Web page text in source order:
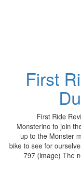
First
First Ride
Monsterino to join
up to the
bike to see for
797 (image)